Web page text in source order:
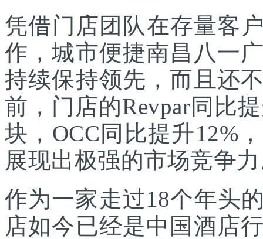
凭借门店团队在存量客
作，城市便捷南昌八一
持续保持领先，而且还
前，门店的Revpar同比
块，OCC同比提升12%
展现出极强的市场竞争
作为一家走过18个年头
店如今已经是中国酒店